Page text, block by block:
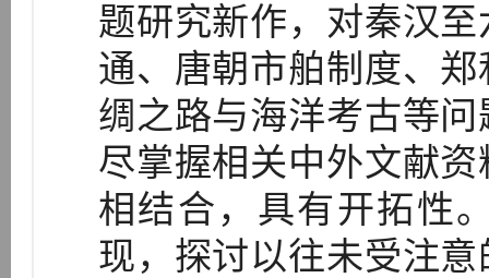
题研究新作，对秦汉
通、唐朝市舶制度、
绸之路与海洋考古等
尽掌握相关中外文献
相结合，具有开拓性
现，探讨以往未受注